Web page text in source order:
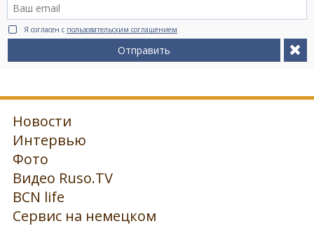
Я согласен с пользовательским соглашением
Отправить
Новости
Интервью
Фото
Видео Ruso.TV
BCN life
Сервис на немецком